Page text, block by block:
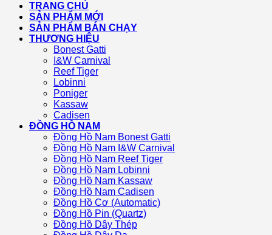
TRANG CHỦ
SẢN PHẨM MỚI
SẢN PHẨM BÁN CHẠY
THƯƠNG HIỆU
Bonest Gatti
I&W Carnival
Reef Tiger
Lobinni
Poniger
Kassaw
Cadisen
ĐỒNG HỒ NAM
Đồng Hồ Nam Bonest Gatti
Đồng Hồ Nam I&W Carnival
Đồng Hồ Nam Reef Tiger
Đồng Hồ Nam Lobinni
Đồng Hồ Nam Kassaw
Đồng Hồ Nam Cadisen
Đồng Hồ Cơ (Automatic)
Đồng Hồ Pin (Quartz)
Đồng Hồ Dây Thép